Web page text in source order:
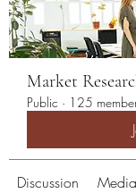
Market
Public · 125
Discussion Media